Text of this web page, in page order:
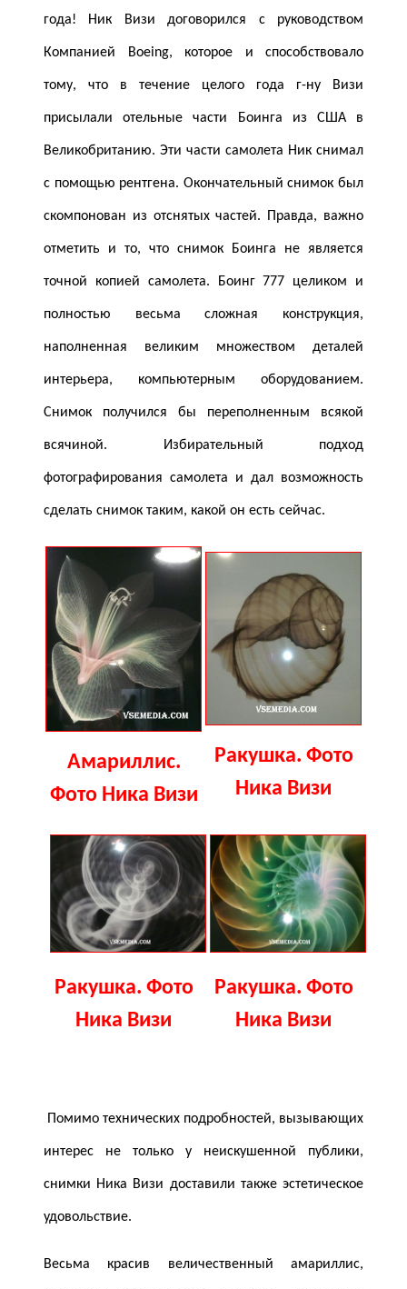
года! Ник Визи договорился с руководством
Компанией Boeing, которое и способствовало
тому, что в течение целого года г-ну Визи
присылали отельные части Боинга из США в
Великобританию. Эти части самолета Ник снимал
с помощью рентгена. Окончательный снимок был
скомпонован из отснятых частей. Правда, важно
отметить и то, что снимок Боинга не является
точной копией самолета. Боинг 777 целиком и
полностью весьма сложная конструкция,
наполненная великим множеством деталей
интерьера, компьютерным оборудованием.
Снимок получился бы переполненным всякой
всячиной. Избирательный подход
фотографирования самолета и дал возможность
сделать снимок таким, какой он есть сейчас.
Амариллис.
Фото Ника Визи
Ракушка. Фото
Ника Визи
Ракушка. Фото
Ника Визи
Ракушка. Фото
Ника Визи
Помимо технических подробностей, вызывающих
интерес не только у неискушенной публики,
снимки Ника Визи доставили также эстетическое
удовольствие.
Весьма красив величественный амариллис,